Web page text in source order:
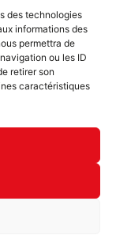
des technologies
informations des
permettra de
ou les ID
retirer son
caractéristiques